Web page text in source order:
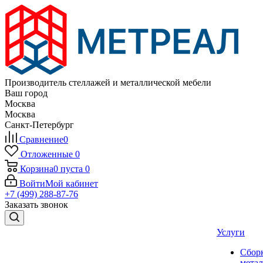
Производитель стеллажей и металлической мебели
Ваш город
Москва
Москва
Санкт-Петербург
Сравнение0
Отложенные 0
Корзина0 пуста 0
ВойтиМой кабинет
+7 (499) 288-87-76
Заказать звонок
Услуги